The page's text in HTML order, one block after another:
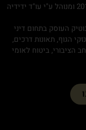
משרד עו"ד ידידיה בלויגרונד הוקם בשנת 2012 ומנוהל ע"י עו"ד ידידיה
העוסק בתחום דיני
הגוף, תאונות דרכים,
הציבורי, ביטוח לאומי